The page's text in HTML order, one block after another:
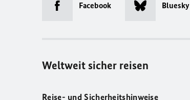
Facebook Bluesky
Weltweit sicher reisen
Reise- und Sicherheitshinweise